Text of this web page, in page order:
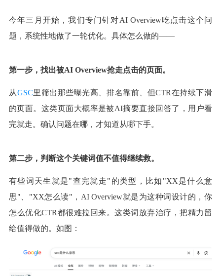
今年三月开始，我们专门针对AI Overview吃点击这个问
题，系统性地做了一轮优化。具体怎么做的——
第一步，找出被AI Overview抢走点击的页面。
从GSC里筛出那些曝光高、排名靠前、但CTR在持续下滑
的页面。这类页面大概率是被AI摘要直接回答了，用户看
完就走。确认问题在哪，才知道从哪下手。
第二步，判断这个关键词值不值得继续救。
有些词天生就是"查完就走"的类型，比如"XX是什么意
思"、"XX怎么读"，AI Overview就是为这种词设计的，你
怎么优化CTR都很难拉回来。这类词放弃治疗，把精力留
给值得做的。如图：